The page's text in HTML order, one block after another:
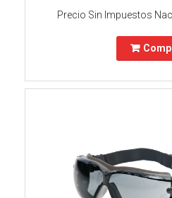
Precio Sin Impuestos